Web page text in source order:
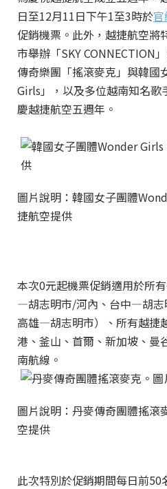
日至12月11日下午1至3時於
促銷機票。此外，越捷航空將
市舉辦「SKY CONNECTION
傳奇樂團「搖滾麥克」與韓國
Girls」，以及多位越南知名歌
慶越捷航空五週年。
圖片說明：韓國女子團體
捷航空提供
本次0元起機票促銷適用於所
—胡志明市/河內、台中—胡志
高雄—胡志明市）、所有越捷
港、釜山、首爾、新加坡、曼
南航線。
圖片說明：丹麥傳奇團體搖滾
空提供
此次特別於促銷期間每日前